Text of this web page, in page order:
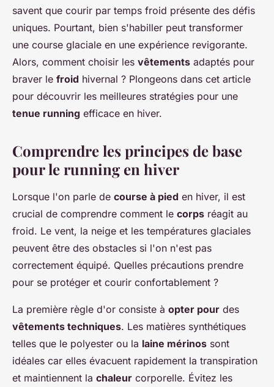
savent que courir par temps froid présente des défis
uniques. Pourtant, bien s'habiller peut transformer
une course glaciale en une expérience revigorante.
Alors, comment choisir les vêtements adaptés pour
braver le froid hivernal ? Plongeons dans cet article
pour découvrir les meilleures stratégies pour une
tenue running efficace en hiver.
Comprendre les principes de base
pour le running en hiver
Lorsque l'on parle de course à pied en hiver, il est
crucial de comprendre comment le corps réagit au
froid. Le vent, la neige et les températures glaciales
peuvent être des obstacles si l'on n'est pas
correctement équipé. Quelles précautions prendre
pour se protéger et courir confortablement ?
La première règle d'or consiste à opter pour des
vêtements techniques. Les matières synthétiques
telles que le polyester ou la laine mérinos sont
idéales car elles évacuent rapidement la transpiration
et maintiennent la chaleur corporelle. Évitez les